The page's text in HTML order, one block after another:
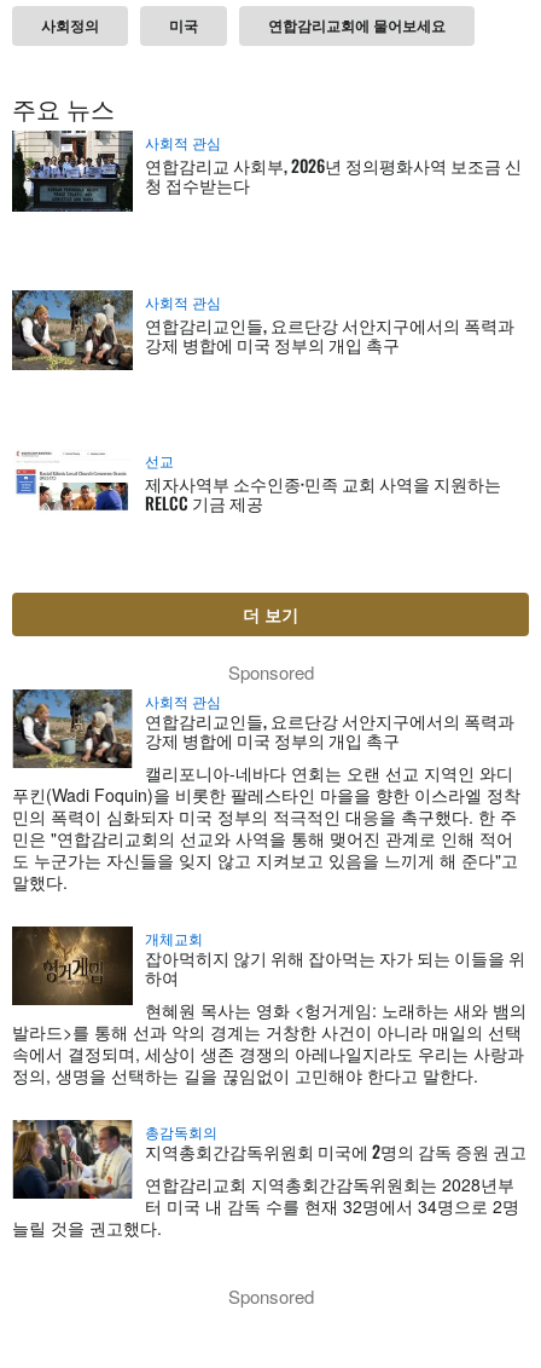
사회정의 미국 연합감리교회에 물어보세요
주요 뉴스
사회적 관심
연합감리교 사회부, 2026년 정의평화사역 보조금 신
청 접수받는다
사회적 관심
연합감리교인들, 요르단강 서안지구에서의 폭력과
강제 병합에 미국 정부의 개입 촉구
선교
제자사역부 소수인종·민족 교회 사역을 지원하는
RELCC 기금 제공
더 보기
Sponsored
사회적 관심
연합감리교인들, 요르단강 서안지구에서의 폭력과
강제 병합에 미국 정부의 개입 촉구
캘리포니아-네바다 연회는 오랜 선교 지역인 와디
푸킨(Wadi Foquin)을 비롯한 팔레스타인 마을을 향한 이스라엘 정착
민의 폭력이 심화되자 미국 정부의 적극적인 대응을 촉구했다. 한 주
민은 "연합감리교회의 선교와 사역을 통해 맺어진 관계로 인해 적어
도 누군가는 자신들을 잊지 않고 지켜보고 있음을 느끼게 해 준다"고
말했다.
개체교회
잡아먹히지 않기 위해 잡아먹는 자가 되는 이들을 위
하여
현혜원 목사는 영화 <헝거게임: 노래하는 새와 뱀의
발라드>를 통해 선과 악의 경계는 거창한 사건이 아니라 매일의 선택
속에서 결정되며, 세상이 생존 경쟁의 아레나일지라도 우리는 사랑과
정의, 생명을 선택하는 길을 끊임없이 고민해야 한다고 말한다.
총감독회의
지역총회간감독위원회 미국에 2명의 감독 증원 권고
연합감리교회 지역총회간감독위원회는 2028년부
터 미국 내 감독 수를 현재 32명에서 34명으로 2명
늘릴 것을 권고했다.
Sponsored